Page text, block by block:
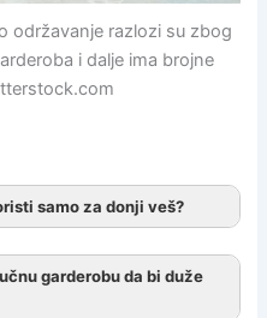
održavanje razlozi su zbog
i dalje ima brojne
samo za donji veš?
garderobu da bi duže